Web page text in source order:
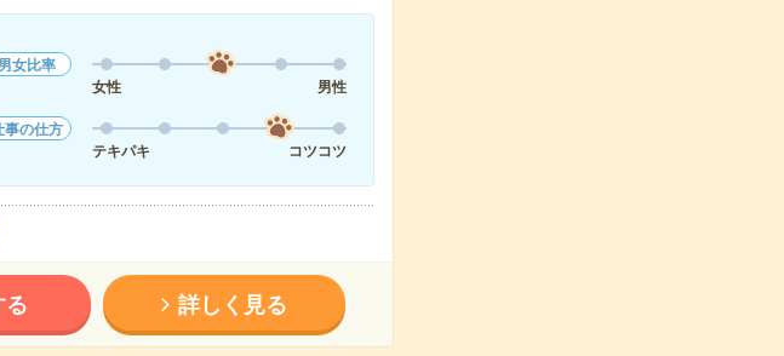
男女比率
女性
男性
事の仕方
テキパキ
コツコツ
る 詳しく見る